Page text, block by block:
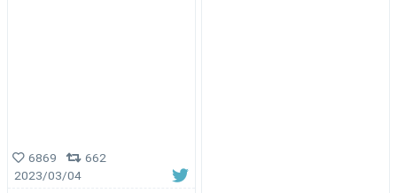
6869
662
2023/03/04